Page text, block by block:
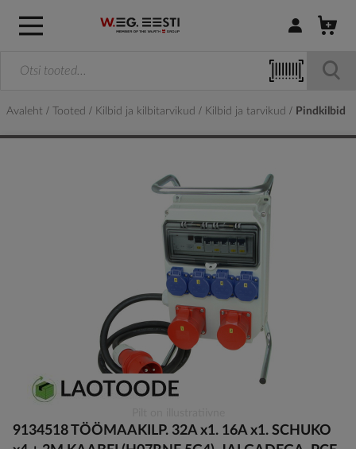
Logi sisse /
Avaleht Tooted Kilbid ja kilbitarvikud Kilbid ja tarvikud Pindkilbid
to
the
9134518 TÖÖMAAKILP. 32A x1. 16A x1. SCHUKO